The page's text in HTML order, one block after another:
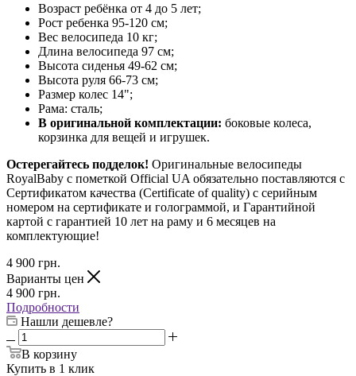
Возраст ребёнка от 4 до 5 лет;
Рост ребенка 95-120 см;
Вес велосипеда 10 кг;
Длина велосипеда 97 см;
Высота сиденья 49-62 см;
Высота руля 66-73 см;
Размер колес 14";
Рама: сталь;
В оригинальной комплектации: боковые колеса,
корзинка для вещей и игрушек.
Остерегайтесь подделок! Оригинальные велосипеды
RoyalBaby c пометкой Official UA обязательно поставляются с
Сертификатом качества (Certificate of quality) с серийным
номером на сертификате и голограммой, и Гарантийной
картой с гарантией 10 лет на раму и 6 месяцев на
комплектующие!
4 900 грн.
Варианты цен
4 900 грн.
Подробности
Нашли дешевле?
В корзину
Купить в 1 клик